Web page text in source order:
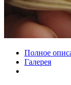
Полное
Галерея